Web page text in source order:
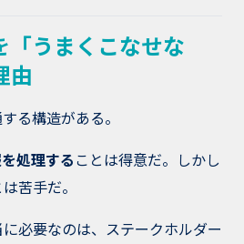
「うまくこなせな
由
る構造がある。
処理することは得意だ。しかし
苦手だ。
必要なのは、ステークホルダー